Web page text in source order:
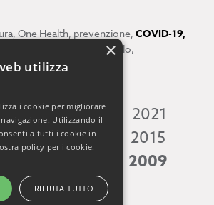
, One Health, prevenzione, COVID-19,
cervello,
2023 2022
2021
2017 2016
2015
2009
×
utilizza
i cookie per migliorare
Utilizzando il
a tutti i cookie in
policy per i cookie.
RIFIUTA TUTTO